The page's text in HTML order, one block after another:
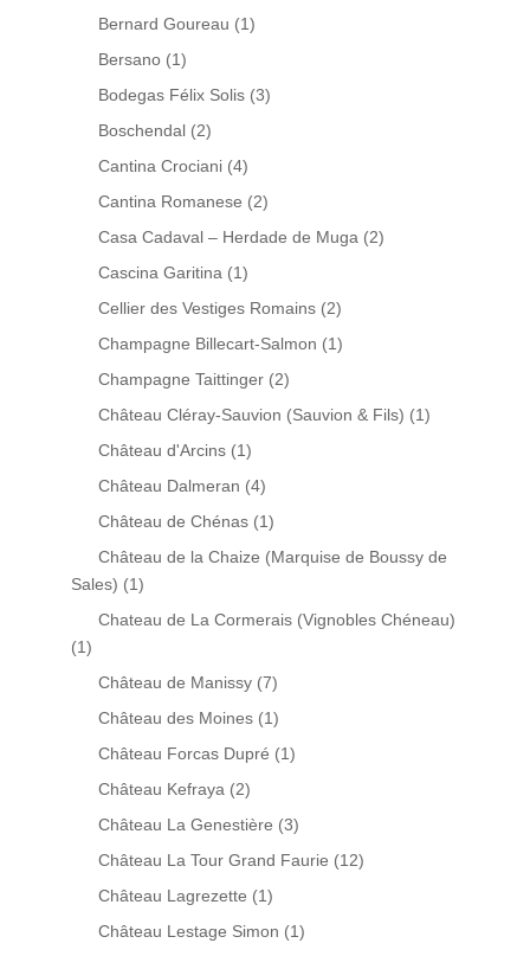
Bernard Goureau (1)
Bersano (1)
Bodegas Félix Solis (3)
Boschendal (2)
Cantina Crociani (4)
Cantina Romanese (2)
Casa Cadaval – Herdade de Muga (2)
Cascina Garitina (1)
Cellier des Vestiges Romains (2)
Champagne Billecart-Salmon (1)
Champagne Taittinger (2)
Château Cléray-Sauvion (Sauvion & Fils) (1)
Château d'Arcins (1)
Château Dalmeran (4)
Château de Chénas (1)
Château de la Chaize (Marquise de Boussy de
Sales) (1)
Chateau de La Cormerais (Vignobles Chéneau)
(1)
Château de Manissy (7)
Château des Moines (1)
Château Forcas Dupré (1)
Château Kefraya (2)
Château La Genestière (3)
Château La Tour Grand Faurie (12)
Château Lagrezette (1)
Château Lestage Simon (1)